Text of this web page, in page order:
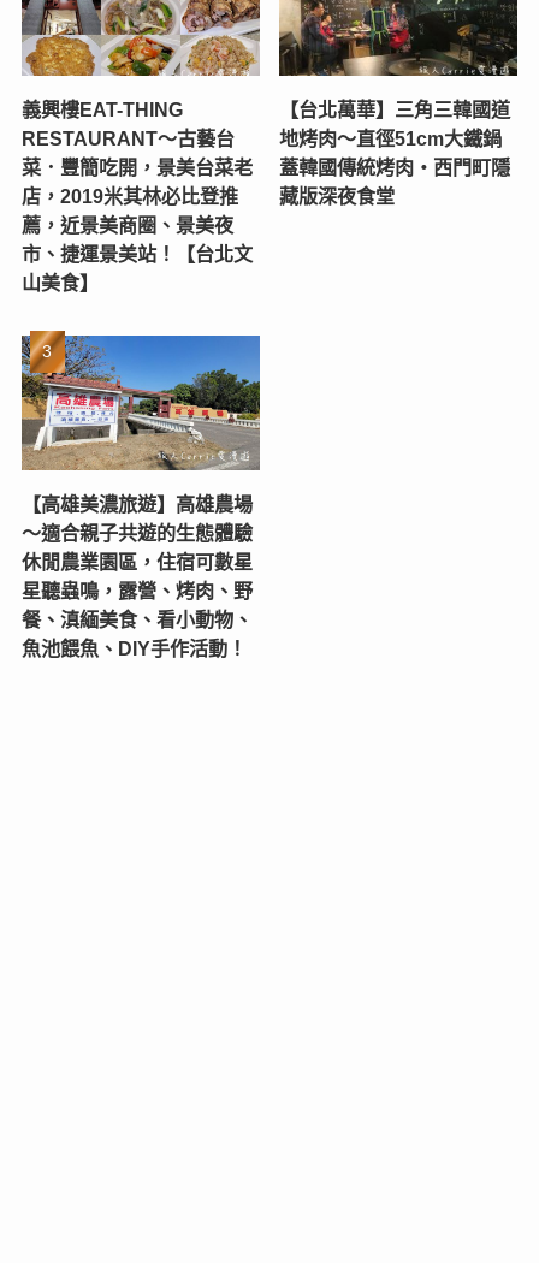
義興樓EAT-THING
RESTAURANT〜古藝台
菜．豐簡吃開，景美台菜老
店，2019米其林必比登推
薦，近景美商圈、景美夜
市、捷運景美站！【台北文
山美食】
【台北萬華】三角三韓國道
地烤肉～直徑51cm大鐵鍋
蓋韓國傳統烤肉‧西門町隱
藏版深夜食堂
【高雄美濃旅遊】高雄農場
〜適合親子共遊的生態體驗
休閒農業園區，住宿可數星
星聽蟲鳴，露營、烤肉、野
餐、滇緬美食、看小動物、
魚池餵魚、DIY手作活動！